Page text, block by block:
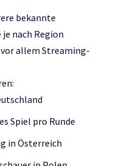
bekannte
nach Region
allem Streaming-
Spiel pro Runde
in Österreich